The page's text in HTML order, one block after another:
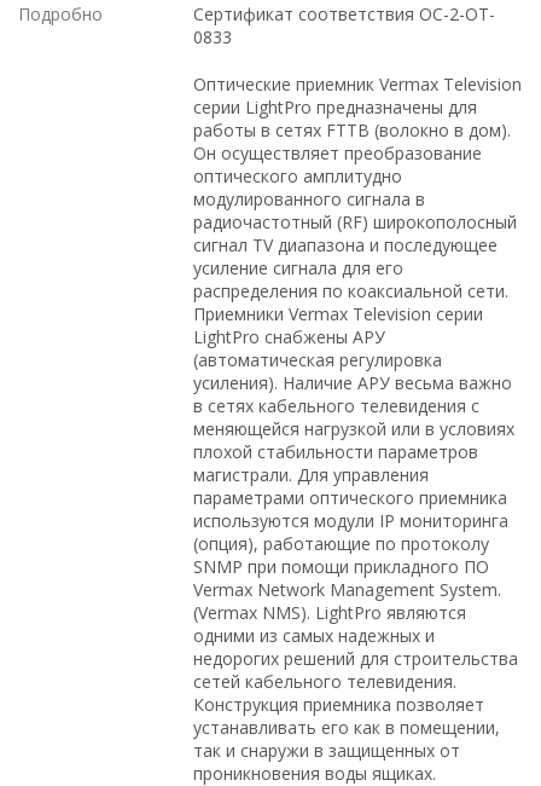
Подробно
Сертификат соответствия OC-2-OT-
0833
Оптические приемник Vermax Television
серии LightPro предназначены для
работы в сетях FTTB (волокно в дом).
Он осуществляет преобразование
оптического амплитудно
модулированного сигнала в
радиочастотный (RF) широкополосный
сигнал TV диапазона и последующее
усиление сигнала для его
распределения по коаксиальной сети.
Приемники Vermax Television cерии
LightPro снабжены АРУ
(автоматическая регулировка
усиления). Наличие АРУ весьма важно
в сетях кабельного телевидения с
меняющейся нагрузкой или в условиях
плохой стабильности параметров
магистрали. Для управления
параметрами оптического приемника
используются модули IP мониторинга
(опция), работающие по протоколу
SNMP при помощи прикладного ПО
Vermax Network Management System.
(Vermax NMS). LightPro являются
одними из самых надежных и
недорогих решений для строительства
сетей кабельного телевидения.
Конструкция приемника позволяет
устанавливать его как в помещении,
так и снаружи в защищенных от
проникновения воды ящиках.